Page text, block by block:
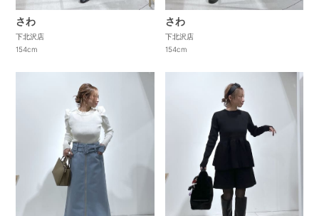
さわ
下北沢店
154cm
さわ
下北沢店
154cm